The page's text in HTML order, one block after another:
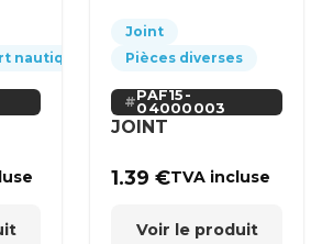
nautique
Joint
Pièces diverses
PAF15-
04000003
JOINT
1.39€TVA incluse
Voir le produit